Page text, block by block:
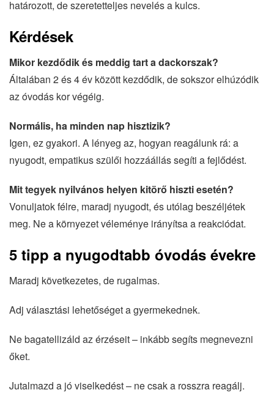
határozott, de szeretetteljes nevelés a kulcs.
Kérdések
Mikor kezdődik és meddig tart a dackorszak?
Általában 2 és 4 év között kezdődik, de sokszor elhúzódik
az óvodás kor végéig.
Normális, ha minden nap hisztizik?
Igen, ez gyakori. A lényeg az, hogyan reagálunk rá: a
nyugodt, empatikus szülői hozzáállás segíti a fejlődést.
Mit tegyek nyilvános helyen kitörő hiszti esetén?
Vonuljatok félre, maradj nyugodt, és utólag beszéljétek
meg. Ne a környezet véleménye irányítsa a reakciódat.
5 tipp a nyugodtabb óvodás évekre
Maradj következetes, de rugalmas.
Adj választási lehetőséget a gyermekednek.
Ne bagatellizáld az érzéseit – inkább segíts megnevezni
őket.
Jutalmazd a jó viselkedést – ne csak a rosszra reagálj.